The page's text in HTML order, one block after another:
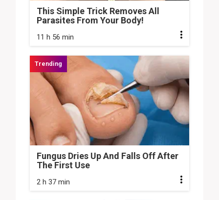
This Simple Trick Removes All
Parasites From Your Body!
11 h 56 min
Fungus Dries Up And Falls Off After
The First Use
2 h 37 min